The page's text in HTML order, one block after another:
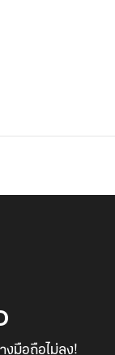
งมือถือไม่ลง!